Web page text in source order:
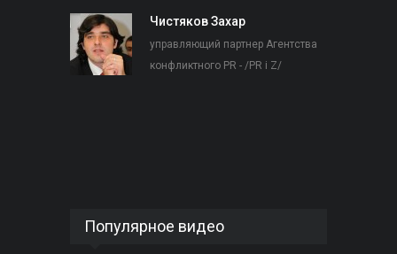
Чистяков Захар
управляющий партнер Агентства
конфликтного PR - /PR i Z/
Популярное видео